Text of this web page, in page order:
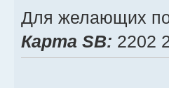
Для желающих
Карта SB: 2202